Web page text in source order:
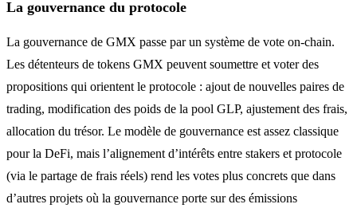
La gouvernance du protocole
La gouvernance de GMX passe par un système de vote on-chain.
Les détenteurs de tokens GMX peuvent soumettre et voter des
propositions qui orientent le protocole : ajout de nouvelles paires de
trading, modification des poids de la pool GLP, ajustement des frais,
allocation du trésor. Le modèle de gouvernance est assez classique
pour la DeFi, mais l’alignement d’intérêts entre stakers et protocole
(via le partage de frais réels) rend les votes plus concrets que dans
d’autres projets où la gouvernance porte sur des émissions